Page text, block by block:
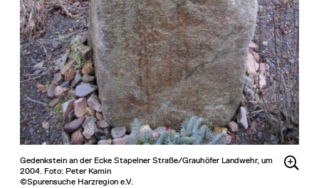
Gedenkstein an der Ecke Stapelner Straße/Grauhöfer Landwehr, um
2004. Foto: Peter Kamin
©Spurensuche Harzregion e.V.